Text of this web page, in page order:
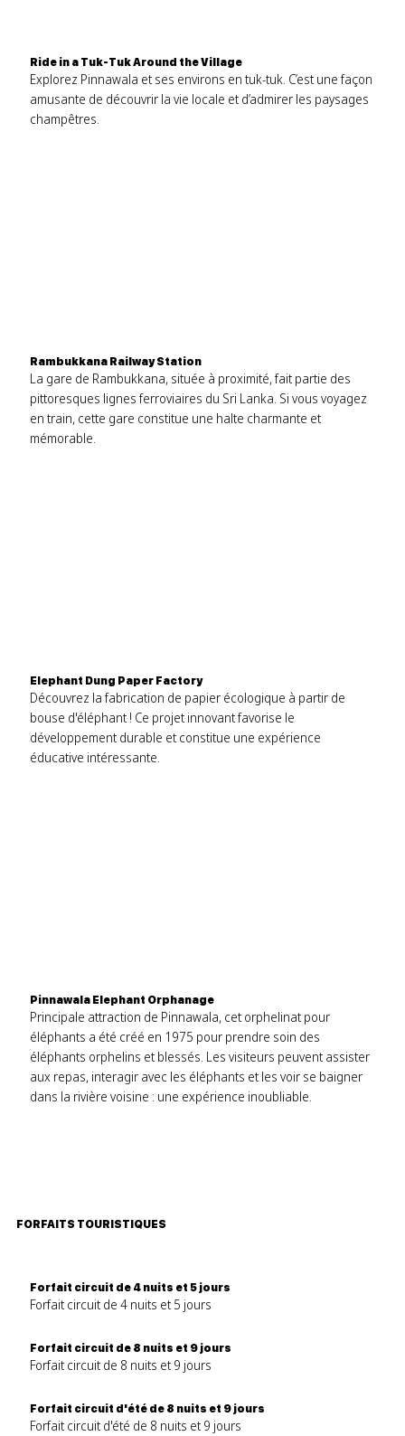
Ride in a Tuk-Tuk Around the Village
Explorez Pinnawala et ses environs en tuk-tuk. C’est une façon
amusante de découvrir la vie locale et d’admirer les paysages
champêtres.
Rambukkana Railway Station
La gare de Rambukkana, située à proximité, fait partie des
pittoresques lignes ferroviaires du Sri Lanka. Si vous voyagez
en train, cette gare constitue une halte charmante et
mémorable.
Elephant Dung Paper Factory
Découvrez la fabrication de papier écologique à partir de
bouse d'éléphant ! Ce projet innovant favorise le
développement durable et constitue une expérience
éducative intéressante.
Pinnawala Elephant Orphanage
Principale attraction de Pinnawala, cet orphelinat pour
éléphants a été créé en 1975 pour prendre soin des
éléphants orphelins et blessés. Les visiteurs peuvent assister
aux repas, interagir avec les éléphants et les voir se baigner
dans la rivière voisine : une expérience inoubliable.
FORFAITS TOURISTIQUES
Forfait circuit de 4 nuits et 5 jours
Forfait circuit de 4 nuits et 5 jours
Forfait circuit de 8 nuits et 9 jours
Forfait circuit de 8 nuits et 9 jours
Forfait circuit d'été de 8 nuits et 9 jours
Forfait circuit d'été de 8 nuits et 9 jours